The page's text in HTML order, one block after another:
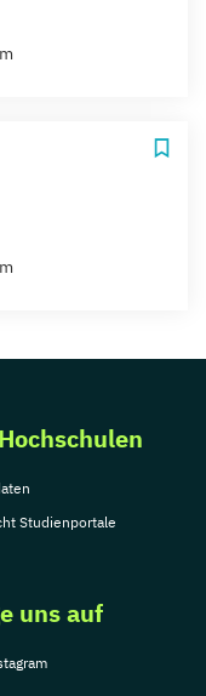
Studienportale
uns auf